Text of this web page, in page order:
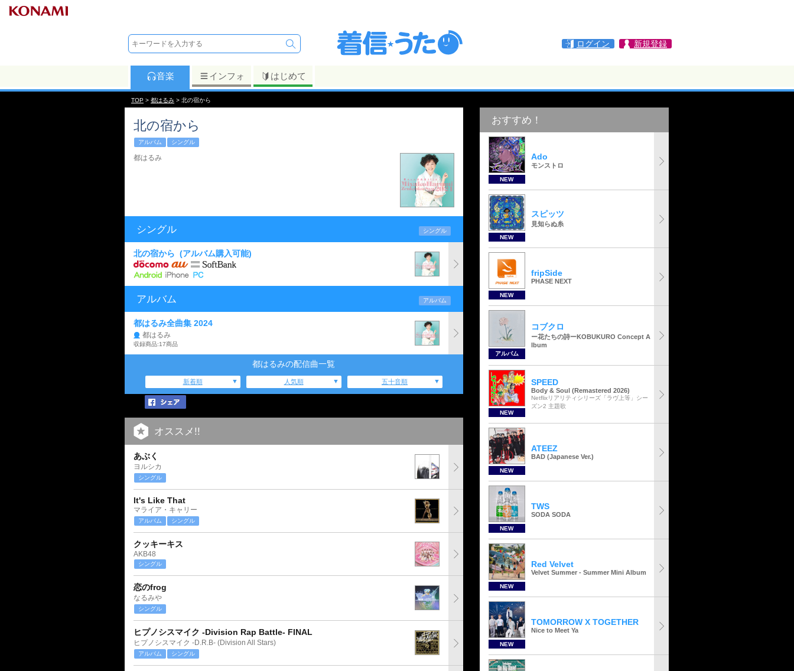
ログイン 新規登録
音楽 インフォ はじめて
TOP > 都はるみ > 北の宿から
北の宿から
アルバム シングル
都はるみ
シングル シングル
北の宿から (アルバム購入可能)
アルバム アルバム
都はるみ全曲集 2024
都はるみ
収録商品:17商品
都はるみの配信曲一覧
新着順 人気順 五十音順
オススメ!!
あぶく
ヨルシカ
シングル
It's Like That
マライア・キャリー
アルバム シングル
クッキーキス
AKB48
シングル
恋のfrog
なるみや
シングル
ヒプノシスマイク -Division Rap Battle- FINAL
ヒプノシスマイク -D.R.B- (Division All Stars)
アルバム シングル
おすすめ！
NEW
Ado
モンストロ
NEW
スピッツ
見知らぬ糸
NEW
fripSide
PHASE NEXT
アルバム
コブクロ
ー花たちの詩ーKOBUKURO Concept A
lbum
NEW
SPEED
Body & Soul (Remastered 2026)
Netflixリアリティシリーズ「ラヴ上等」シー
ズン2 主題歌
NEW
ATEEZ
BAD (Japanese Ver.)
NEW
TWS
SODA SODA
NEW
Red Velvet
Velvet Summer - Summer Mini Album
NEW
TOMORROW X TOGETHER
Nice to Meet Ya